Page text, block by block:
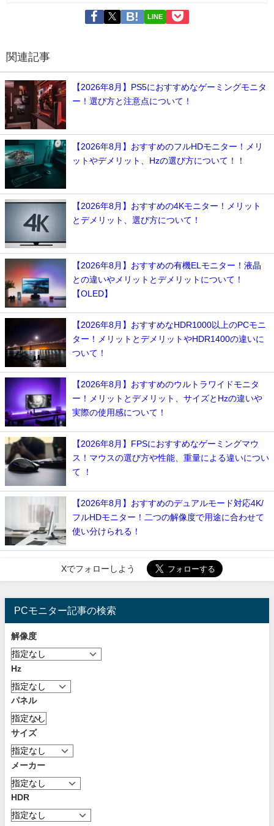
LINE
関連記事
【2026年8月】PS5におすすめなゲーミングモニタ
ー！選び方と注意点について！
【2026年8月】おすすめのフルHDモニター！メリ
ットやデメリット、Hzの選び方について！！
【2026年8月】おすすめの4Kモニター！メリット
とデメリット、選び方について！
【2026年8月】おすすめの有機ELモニター！液晶
との違いやメリットとデメリットについて！
【OLED】
【2026年8月】おすすめなHDR1000以上のPCモニ
ター！メリットとデメリットやHDR1400の違いに
ついて！
【2026年8月】おすすめのウルトラワイドモニタ
ー！メリットとデメリット、サイズとHzの違いや
実際の使用感について！
【2026年8月】FPSにおすすめなゲーミングマウ
ス！マウスの選び方や性能、重量による違いについ
て ！
【2026年8月】おすすめのデュアルモード対応4K/
フルHDモニター！二つの解像度で用途に合わせて
使い分けられる！
Xでフォローしよう
PCモニター記事の検索
解像度
Hz
パネル
サイズ
メーカー
HDR